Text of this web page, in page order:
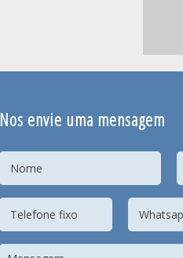
Nos envie uma mensagem